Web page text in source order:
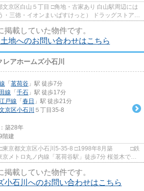
地・古家あり 白山駅周辺には
・三徳・イオンまいばすけっと） ドラッグストア
掲載していた物件です。
地へのお問い合わせはこちら
レアホームズ小石川
「 茗荷谷 」駅 徒歩7分
線 「 千石 」駅 徒歩17分
戸線 「 春日 」駅 徒歩21分
京区小石川 ５丁目35-8
築28年
階建
□東京都文京区小石川5-35-8 □1998年8月築 □鉄
メトロ丸ノ内線「茗荷谷駅」徒歩7分 桜並木で有
掲載していた物件です。
小石川へのお問い合わせはこちら